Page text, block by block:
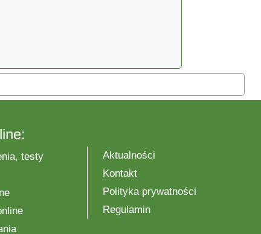
testy
Aktualności
Kontakt
Polityka prywatności
Regulamin